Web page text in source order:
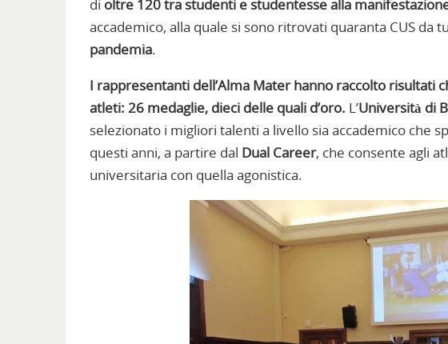
di oltre 120 tra studenti e studentesse alla
accademico, alla quale si sono ritrovati quaranta CUS da
pandemia.
I rappresentanti dell’Alma Mater hanno raccolto risultati
atleti: 26 medaglie, dieci delle quali d’oro. L’Università di
selezionato i migliori talenti a livello sia accademico che
questi anni, a partire dal Dual Career, che consente agli
universitaria con quella agonistica.